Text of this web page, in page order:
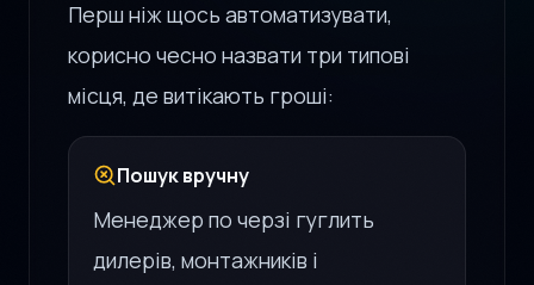
Перш ніж щось автоматизувати,
корисно чесно назвати три типові
місця, де витікають гроші:
Пошук вручну
Менеджер по черзі гуглить
дилерів, монтажників і